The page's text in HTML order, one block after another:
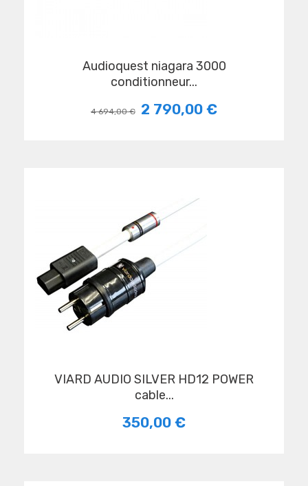
audioquest niagara 3000
conditionneur...
4 694,00 € 2 790,00 €
VIARD AUDIO SILVER HD12 POWER
cable...
350,00 €